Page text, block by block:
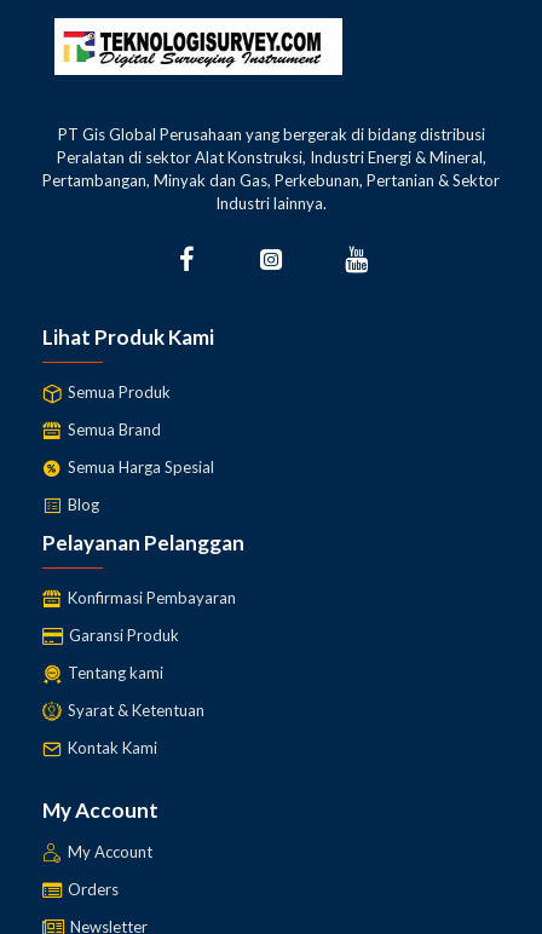
PT Gis Global Perusahaan yang bergerak di bidang distribusi
Peralatan di sektor Alat Konstruksi, Industri Energi & Mineral,
Pertambangan, Minyak dan Gas, Perkebunan, Pertanian & Sektor
Industri lainnya.
Lihat Produk Kami
Semua Produk
Semua Brand
Semua Harga Spesial
Blog
Pelayanan Pelanggan
Konfirmasi Pembayaran
Garansi Produk
Tentang kami
Syarat & Ketentuan
Kontak Kami
My Account
My Account
Orders
Newsletter